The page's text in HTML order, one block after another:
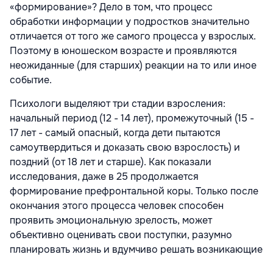
«формирование»? Дело в том, что процесс
обработки информации у подростков значительно
отличается от того же самого процесса у взрослых.
Поэтому в юношеском возрасте и проявляются
неожиданные (для старших) реакции на то или иное
событие.
Психологи выделяют три стадии взросления:
начальный период (12 - 14 лет), промежуточный (15 -
17 лет - самый опасный, когда дети пытаются
самоутвердиться и доказать свою взрослость) и
поздний (от 18 лет и старше). Как показали
исследования, даже в 25 продолжается
формирование префронтальной коры. Только после
окончания этого процесса человек способен
проявить эмоциональную зрелость, может
объективно оценивать свои поступки, разумно
планировать жизнь и вдумчиво решать возникающие